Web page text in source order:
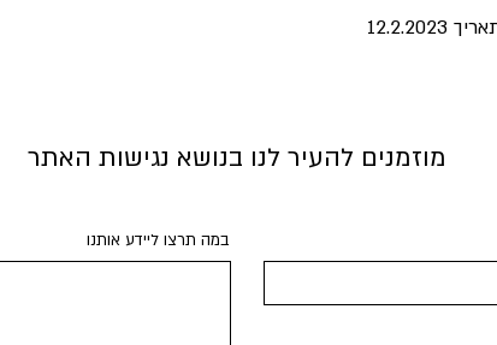
מוזמנים להעיר לנו בנושא נגישות האתר
במה תרצו ליידע אותנו